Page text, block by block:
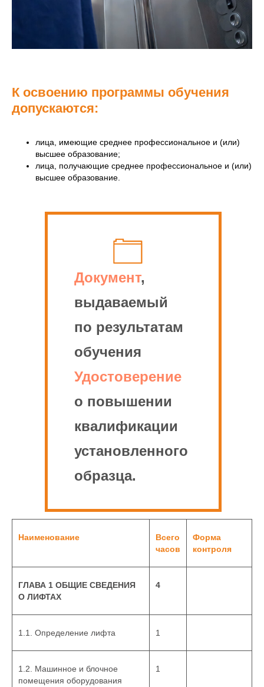
К освоению программы обучения
допускаются:
лица, имеющие среднее профессиональное и (или)
высшее образование;
лица, получающие среднее профессиональное и (или)
высшее образование.
Документ,
выдаваемый
по результатам
обучения
Удостоверение
о повышении
квалификации
установленного
образца.
Наименование
Всего
часов
Форма
контроля
ГЛАВА 1 ОБЩИЕ СВЕДЕНИЯ
О ЛИФТАХ
4
1.1. Определение лифта 1
1.2. Машинное и блочное
помещения оборудования
1